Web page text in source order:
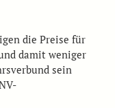
die Preise für
damit weniger
sein